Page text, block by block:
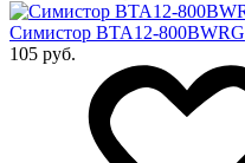
Симистор BTA12-800BWRG
105 руб.